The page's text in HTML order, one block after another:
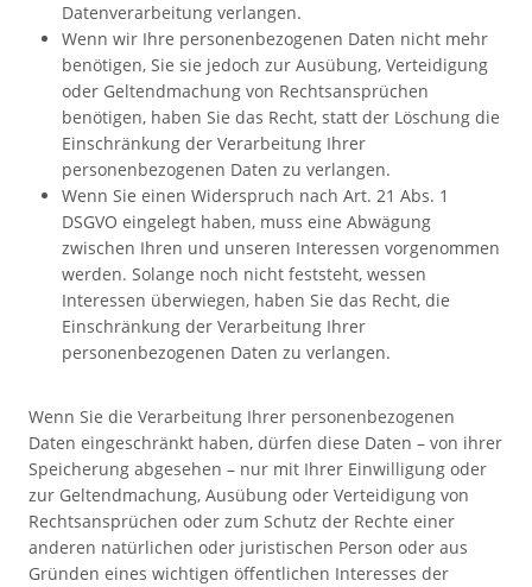
Datenverarbeitung verlangen.
Wenn wir Ihre personenbezogenen Daten nicht mehr
benötigen, Sie sie jedoch zur Ausübung, Verteidigung
oder Geltendmachung von Rechtsansprüchen
benötigen, haben Sie das Recht, statt der Löschung die
Einschränkung der Verarbeitung Ihrer
personenbezogenen Daten zu verlangen.
Wenn Sie einen Widerspruch nach Art. 21 Abs. 1
DSGVO eingelegt haben, muss eine Abwägung
zwischen Ihren und unseren Interessen vorgenommen
werden. Solange noch nicht feststeht, wessen
Interessen überwiegen, haben Sie das Recht, die
Einschränkung der Verarbeitung Ihrer
personenbezogenen Daten zu verlangen.
Wenn Sie die Verarbeitung Ihrer personenbezogenen
Daten eingeschränkt haben, dürfen diese Daten – von ihrer
Speicherung abgesehen – nur mit Ihrer Einwilligung oder
zur Geltendmachung, Ausübung oder Verteidigung von
Rechtsansprüchen oder zum Schutz der Rechte einer
anderen natürlichen oder juristischen Person oder aus
Gründen eines wichtigen öffentlichen Interesses der